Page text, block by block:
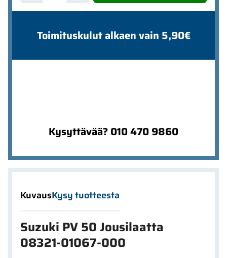
Toimituskulut alkaen vain 5,90€
Kysyttävää? 010 470 9860
KuvausKysy tuotteesta
Suzuki PV 50 Jousilaatta
08321-01067-000